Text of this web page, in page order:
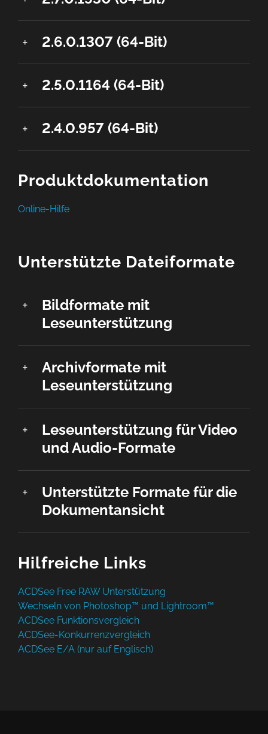
2.6.0.1307 (64-Bit)
2.5.0.1164 (64-Bit)
2.4.0.957 (64-Bit)
Produktdokumentation
Online-Hilfe
Unterstützte Dateiformate
Bildformate mit
Leseunterstützung
Archivformate mit
Leseunterstützung
Leseunterstützung für Video
und Audio-Formate
Unterstützte Formate für die
Dokumentansicht
Hilfreiche Links
ACDSee Free RAW Unterstützung
Wechseln von Photoshop™ und Lightroom™
ACDSee Funktionsvergleich
ACDSee-Konkurrenzvergleich
ACDSee E/A (nur auf Englisch)